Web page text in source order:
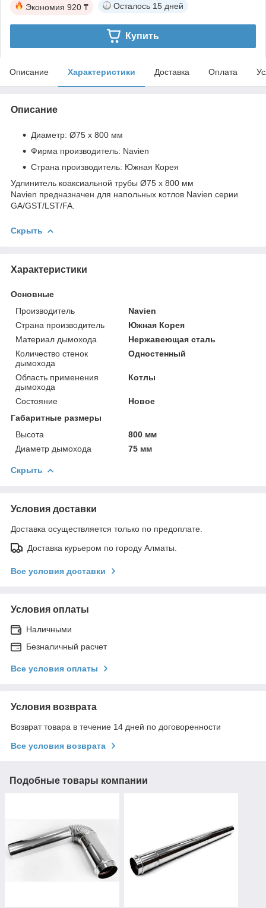
Экономия 920 ₸ Осталось 15 дней
Купить
Описание Характеристики Доставка Оплата
Описание
Диаметр: Ø75 х 800 мм
Фирма производитель: Navien
Страна производитель: Южная Корея
Удлинитель коаксиальной трубы Ø75 х 800 мм
Navien предназначен для напольных котлов Navien серии
GA/GST/LST/FA.
Скрыть
Характеристики
Основные
Производитель
Navien
Страна производитель
Южная Корея
Материал дымохода
Нержавеющая сталь
Количество стенок
дымохода
Одностенный
Область применения
дымохода
Котлы
Состояние
Новое
Габаритные размеры
Высота
800 мм
Диаметр дымохода
75 мм
Скрыть
Условия доставки
Доставка осуществляется только по предоплате.
Доставка курьером по городу Алматы.
Все условия доставки
Условия оплаты
Наличными
Безналичный расчет
Все условия оплаты
Условия возврата
Возврат товара в течение 14 дней по договоренности
Все условия возврата
Подобные товары компании